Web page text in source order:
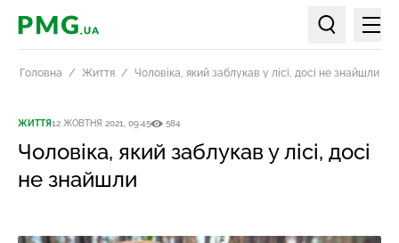
PMG.ua
Пошук по
Головна Життя Чоловіка, який заблукав у лісі, досі не знайшли
ЖИТТЯ12 ЖОВТНЯ 2021, 09:45 584
Чоловіка, який заблукав у лісі, досі
не знайшли